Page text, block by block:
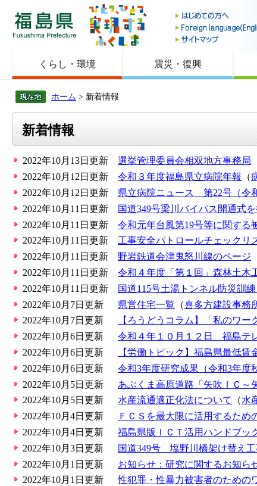
福島県
くらし・環境 震災・復興
ホーム > 新着情報
新着情報
2022年10月13日更新 選挙管理委員会相双地方事務局
2022年10月12日更新
令和３年度福島県立病院年報 （
2022年10月12日更新
県立病院ニュース 第22号（令
2022年10月11日更新
国道349号梁川バイパス開通式
2022年10月11日更新
令和元年台風第19号等に関する
2022年10月11日更新
工事安全パトロールチェックリ
2022年10月11日更新
野岩鉄道会津鬼怒川線のページ
2022年10月11日更新
令和４年度「第１回」森林土木
2022年10月11日更新
国道115号土湯トンネル防災訓
2022年10月7日更新
県営住宅一覧 （喜多方建設事務
2022年10月7日更新
【ろうどうコラム】「私のワー
2022年10月6日更新
令和４年１０月１２日 福島テ
2022年10月6日更新
【労働トピック】福島県最低賃
2022年10月6日更新
令和3年度研究成果（令和3年度
2022年10月5日更新
あぶくま高原道路「矢吹ＩＣ～
2022年10月5日更新
水産流通適正化法について （水
2022年10月4日更新
ＦＣＳを最大限に活用するため
2022年10月4日更新
福島県版ＩＣＴ活用ハンドブッ
2022年10月3日更新
国道349号 塩野川橋架け替え
2022年10月1日更新
お知らせ：研究に関するお知ら
2022年10月1日更新
性犯罪・性暴力被害者のための